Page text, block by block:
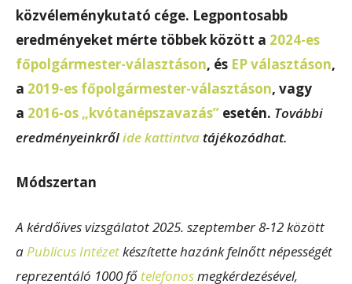
közvéleménykutató cége. Legpontosabb
eredményeket mérte többek között a 2024-es
főpolgármester-választáson, és EP választáson,
a 2019-es főpolgármester-választáson, vagy
a 2016-os „kvótanépszavazás” esetén. További
eredményeinkrőlide kattintva tájékozódhat.
Módszertan
A kérdőíves vizsgálatot 2025. szeptember 8-12 között
aPublicus Intézetkészítette hazánk felnőtt népességét
reprezentáló 1000 fő telefonosmegkérdezésével,